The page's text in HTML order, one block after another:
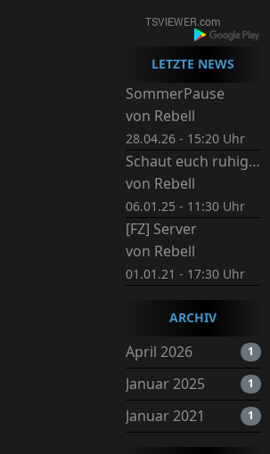
LETZTE NEWS
SommerPause
von Rebell
28.04.26 - 15:20 Uhr
Schaut euch ruhig um.
von Rebell
06.01.25 - 11:30 Uhr
[FZ] Server
von Rebell
01.01.21 - 17:30 Uhr
ARCHIV
April 2026 1
Januar 2025 1
Januar 2021 1